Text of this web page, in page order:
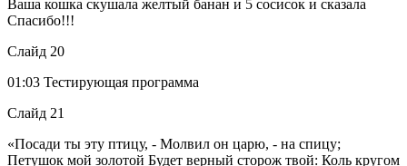
Ваша кошка скушала желтый банан и 5 сосисок и сказала
Спасибо!!!
Слайд 20
01:03 Тестирующая программа
Слайд 21
«Посади ты эту птицу, - Молвил он царю, - на спицу;
Петушок мой золотой Будет верный сторож твой: Коль кругом